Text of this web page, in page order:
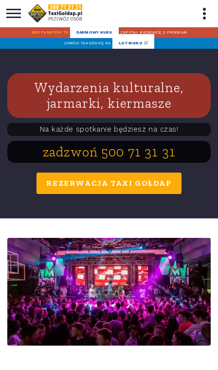
1000 PUNKTÓW TO DARMOWY KURS ZAPYTAJ KIEROWCĘ O PROGRAM
ZAMÓW TAKSÓWKĘ NA LOTNISKO
Wydarzenia kulturalne,
jarmarki, kiermasze
Na każde spotkanie będziesz na czas!
zadzwoń 500 71 31 31
REZERWACJA TAXI GOŁDAP